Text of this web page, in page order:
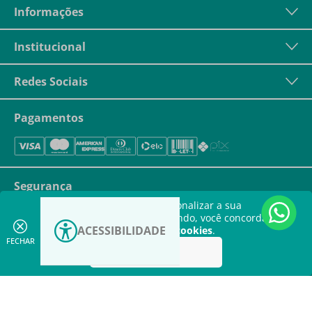
Este site utiliza cookies para personalizar a sua
experiência. Ao continuar navegando, você concorda com
a nossapolítica de utilização de cookies.
Informações
Institucional
Redes Sociais
Pagamentos
Segurança
FECHAR
ACESSIBILIDADE